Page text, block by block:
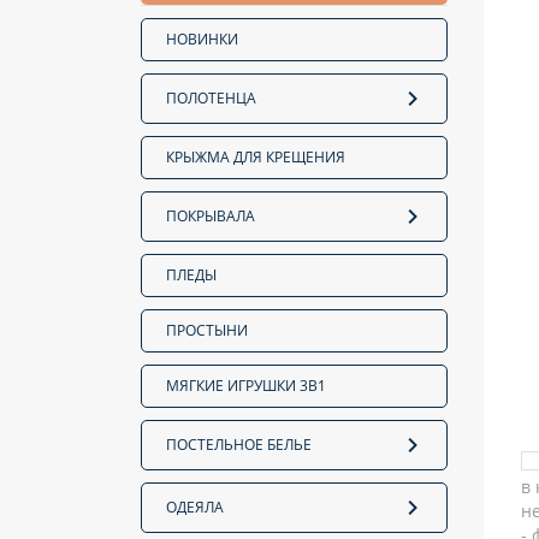
НОВИНКИ
ПОЛОТЕНЦА
КРЫЖМА ДЛЯ КРЕЩЕНИЯ
ПОКРЫВАЛА
ПЛЕДЫ
ПРОСТЫНИ
МЯГКИЕ ИГРУШКИ 3В1
ПОСТЕЛЬНОЕ БЕЛЬЕ
ОДЕЯЛА